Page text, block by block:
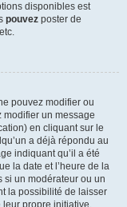
disponibles est
pouvez poster de
pouvez modifier ou
modifier un message
en cliquant sur le
a déjà répondu au
indiquant qu’il a été
la date et l’heure de la
si un modérateur ou un
la possibilité de laisser
leur propre initiative.